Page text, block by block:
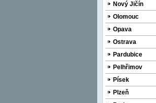
Nový Jičín
Olomouc
Opava
Ostrava
Pardubice
Pelhřimov
Písek
Plzeň